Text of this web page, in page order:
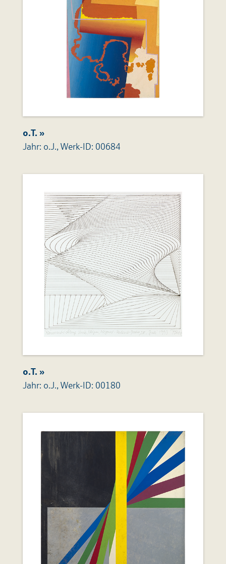
o.T. »
Jahr: o.J., Werk-ID: 00684
o.T. »
Jahr: o.J., Werk-ID: 00180